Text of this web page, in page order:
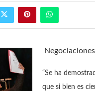
“Se ha
que si bien es